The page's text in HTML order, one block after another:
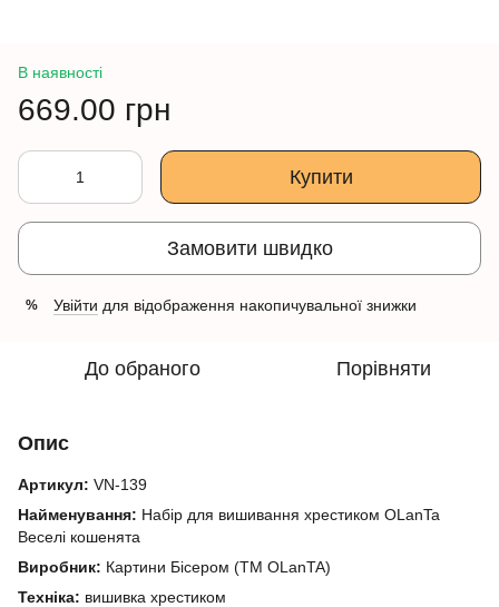
В наявності
669.00 грн
Купити
Замовити швидко
% Увійти для відображення накопичувальної знижки
До обраного Порівняти
Опис
Артикул: VN-139
Найменування: Набір для вишивання хрестиком OLanTa
Веселі кошенята
Виробник: Картини Бісером (ТМ OLanTA)
Техніка: вишивка хрестиком